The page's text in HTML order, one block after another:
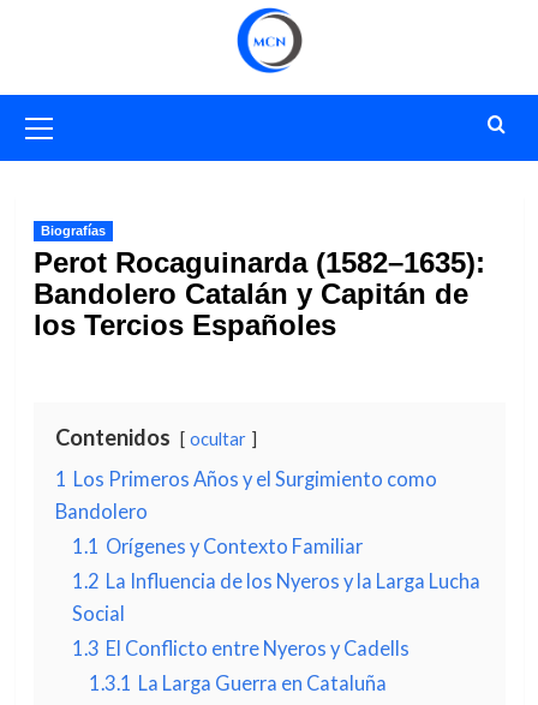
primario
Biografías
Perot Rocaguinarda (1582–1635):
Bandolero Catalán y Capitán de
los Tercios Españoles
Contenidos ocultar
1 Los Primeros Años y el Surgimiento como
Bandolero
1.1 Orígenes y Contexto Familiar
1.2 La Influencia de los Nyeros y la Larga Lucha
Social
1.3 El Conflicto entre Nyeros y Cadells
1.3.1 La Larga Guerra en Cataluña